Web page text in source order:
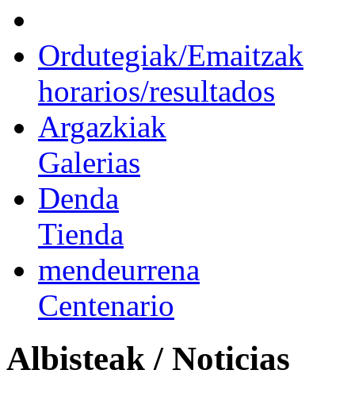
Ordutegiak/Emaitzak
horarios/resultados
Argazkiak
Galerias
Denda
Tienda
mendeurrena
Centenario
Albisteak / Noticias